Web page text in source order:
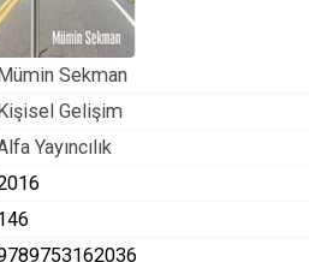
Sekman
Gelişim
Yayıncılık